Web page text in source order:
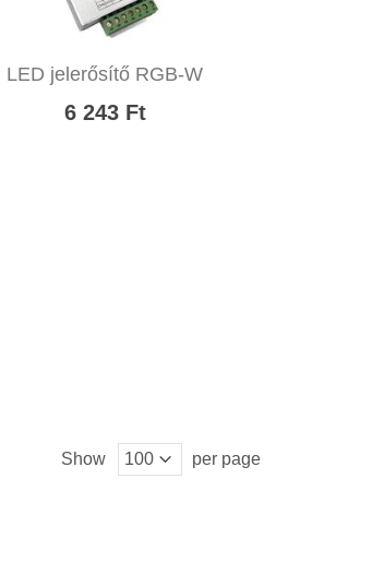
LED jelerősítő RGB-W
6 243 Ft
Show per page